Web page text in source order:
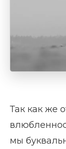
Так как же
мы